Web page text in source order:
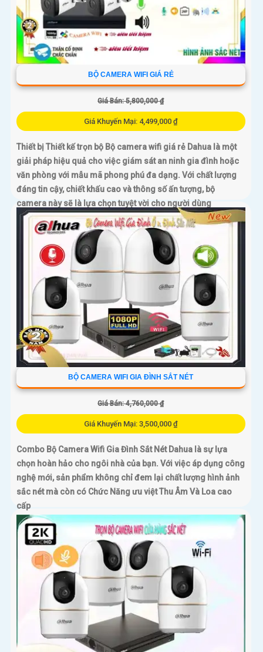
BỘ CAMERA WIFI GIÁ RẺ
Giá Bán: 5,800,000 ₫
Giá Khuyến Mại: 4,499,000 ₫
Thiết bị Thiết kế trọn bộ Bộ camera wifi giá rẻ Dahua là một
giải pháp hiệu quả cho việc giám sát an ninh gia đình hoặc
văn phòng với mẫu mã phong phú đa dạng. Với chất lượng
đáng tin cậy, chiết khấu cao và thông số ấn tượng, bộ
camera này sẽ là lựa chọn tuyệt vời cho người dùng
BỘ CAMERA WIFI GIA ĐÌNH SẮT NÉT
Giá Bán: 4,760,000 ₫
Giá Khuyến Mại: 3,500,000 ₫
Combo Bộ Camera Wifi Gia Đình Sắt Nét Dahua là sự lựa
chọn hoàn hảo cho ngôi nhà của bạn. Với việc áp dụng công
nghệ mới, sản phẩm không chỉ đem lại chất lượng hình ảnh
sắc nét mà còn có Chức Năng ưu việt Thu Âm Và Loa cao
cấp